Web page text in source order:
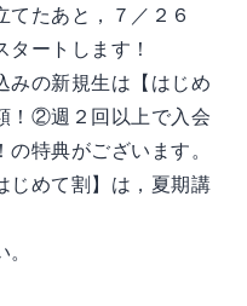
たあと，７／２６
タートします！
みの新規生は【はじめ
！②週２回以上で入会
特典がございます。
じめて割】は，夏期講